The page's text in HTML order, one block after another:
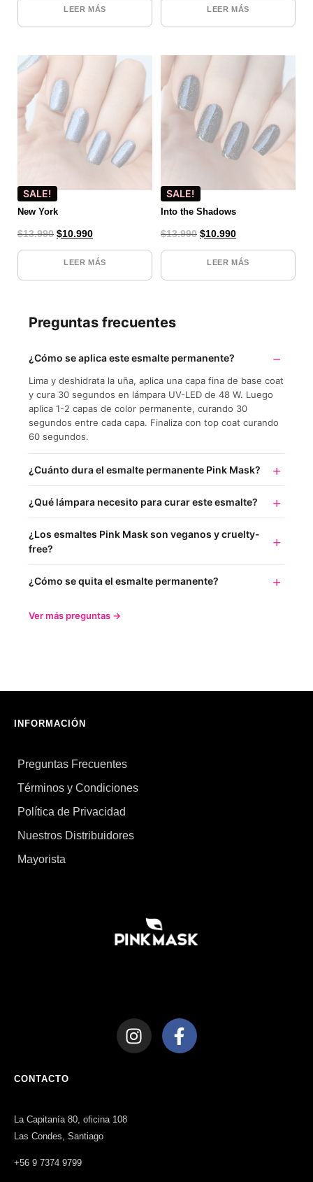
LEER MÁS LEER MÁS
SALE!
New York
$13.990 $10.990
LEER MÁS
SALE!
Into the Shadows
$13.990 $10.990
LEER MÁS
Preguntas frecuentes
¿Cómo se aplica este esmalte permanente?
Lima y deshidrata la uña, aplica una capa fina de base coat
y cura 30 segundos en lámpara UV-LED de 48 W. Luego
aplica 1-2 capas de color permanente, curando 30
segundos entre cada capa. Finaliza con top coat curando
60 segundos.
¿Cuánto dura el esmalte permanente Pink Mask?
¿Qué lámpara necesito para curar este esmalte?
¿Los esmaltes Pink Mask son veganos y cruelty-
free?
¿Cómo se quita el esmalte permanente?
Ver más preguntas →
INFORMACIÓN
Preguntas Frecuentes
Términos y Condiciones
Política de Privacidad
Nuestros Distribuidores
Mayorista
CONTACTO
La Capitanía 80, oficina 108
Las Condes, Santiago
+56 9 7374 9799